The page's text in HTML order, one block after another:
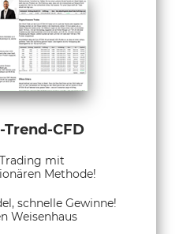
CFD
mit
Methode!
schnelle Gewinne!
Weisenhaus